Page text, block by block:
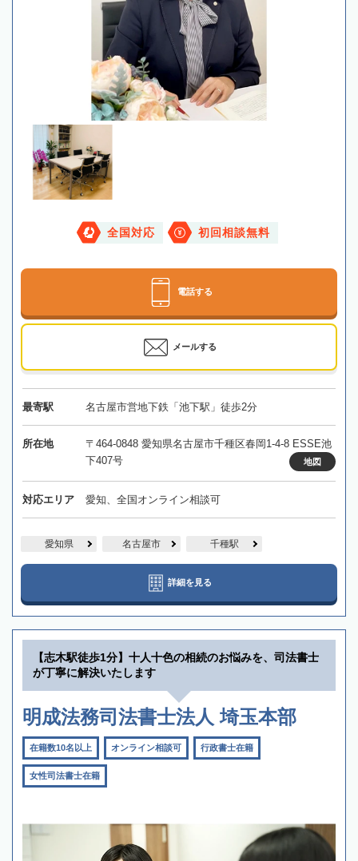
全国対応 初回相談無料
電話する
メールする
最寄駅 名古屋市営地下鉄「池下駅」徒歩2分
所在地
〒464-0848 愛知県名古屋市千種区春岡1-4-8 ESSE池
下407号
地図
対応エリア 愛知、全国オンライン相談可
愛知県 名古屋市 千種駅
詳細を見る
【志木駅徒歩1分】十人十色の相続のお悩みを、司法書士
が丁寧に解決いたします
明成法務司法書士法人 埼玉本部
在籍数10名以上 オンライン相談可 行政書士在籍
女性司法書士在籍